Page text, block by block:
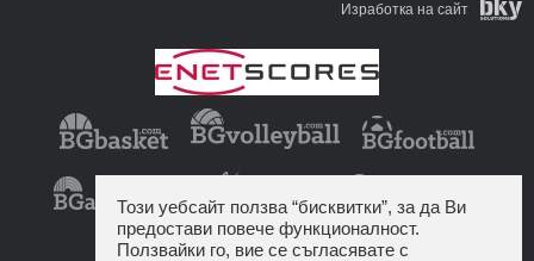
Изработка на сайт
Този уебсайт ползва “бисквитки”, за да Ви
предостави повече функционалност.
Ползвайки го, вие се съгласявате с